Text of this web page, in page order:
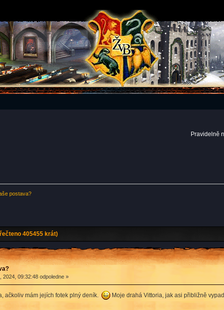
Pravidelně
postava?
405455 krát)
2024, 09:32:48 odpoledne »
ačkoliv mám jejích fotek plný deník. Moje drahá Vittoria, jak asi přibližně